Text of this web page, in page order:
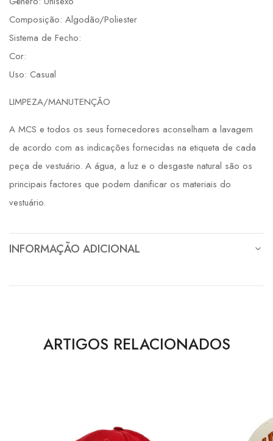
Composição: Algodão/Poliester
Sistema de Fecho:
Cor:
Uso: Casual
LIMPEZA/MANUTENÇÃO
A MCS e todos os seus fornecedores aconselham a lavagem
de acordo com as indicações fornecidas na etiqueta de cada
peça de vestuário. A água, a luz e o desgaste natural são os
principais factores que podem danificar os materiais do
vestuário.
INFORMAÇÃO ADICIONAL
ARTIGOS RELACIONADOS